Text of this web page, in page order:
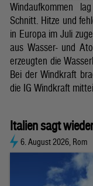
Windaufkommen
Schnitt. Hitze und
in Europa im Juli
aus Wasser- und
erzeugten die
Bei der Windkraft
die IG Windkraft
Italien sagt
6. August 2026, Rom